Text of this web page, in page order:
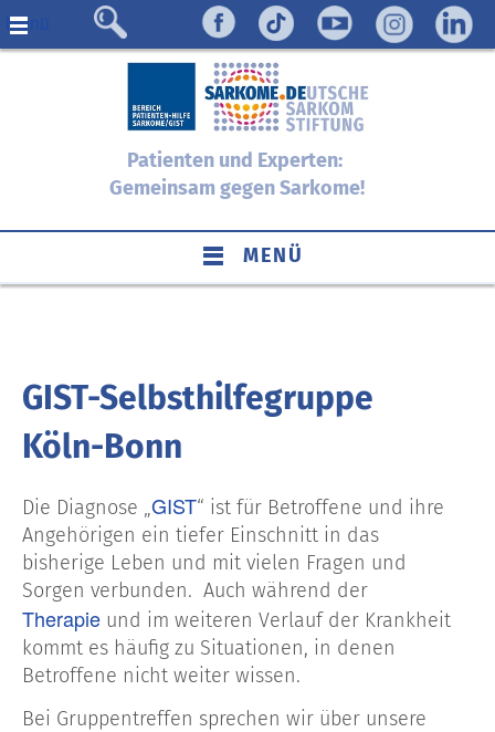
Menü
Patienten und Experten:
Gemeinsam gegen Sarkome!
MENÜ
GIST-Selbsthilfegruppe
Köln-Bonn
Die Diagnose „GIST“ ist für Betroffene und ihre
Angehörigen ein tiefer Einschnitt in das
bisherige Leben und mit vielen Fragen und
Sorgen verbunden. Auch während der
Therapie und im weiteren Verlauf der Krankheit
kommt es häufig zu Situationen, in denen
Betroffene nicht weiter wissen.
Bei Gruppentreffen sprechen wir über unsere